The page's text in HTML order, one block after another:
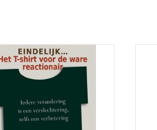
in het zand!" met deze
van JC Bloem uit de bundel
Aphorismen (1952)
AAN WINKELWAGEN